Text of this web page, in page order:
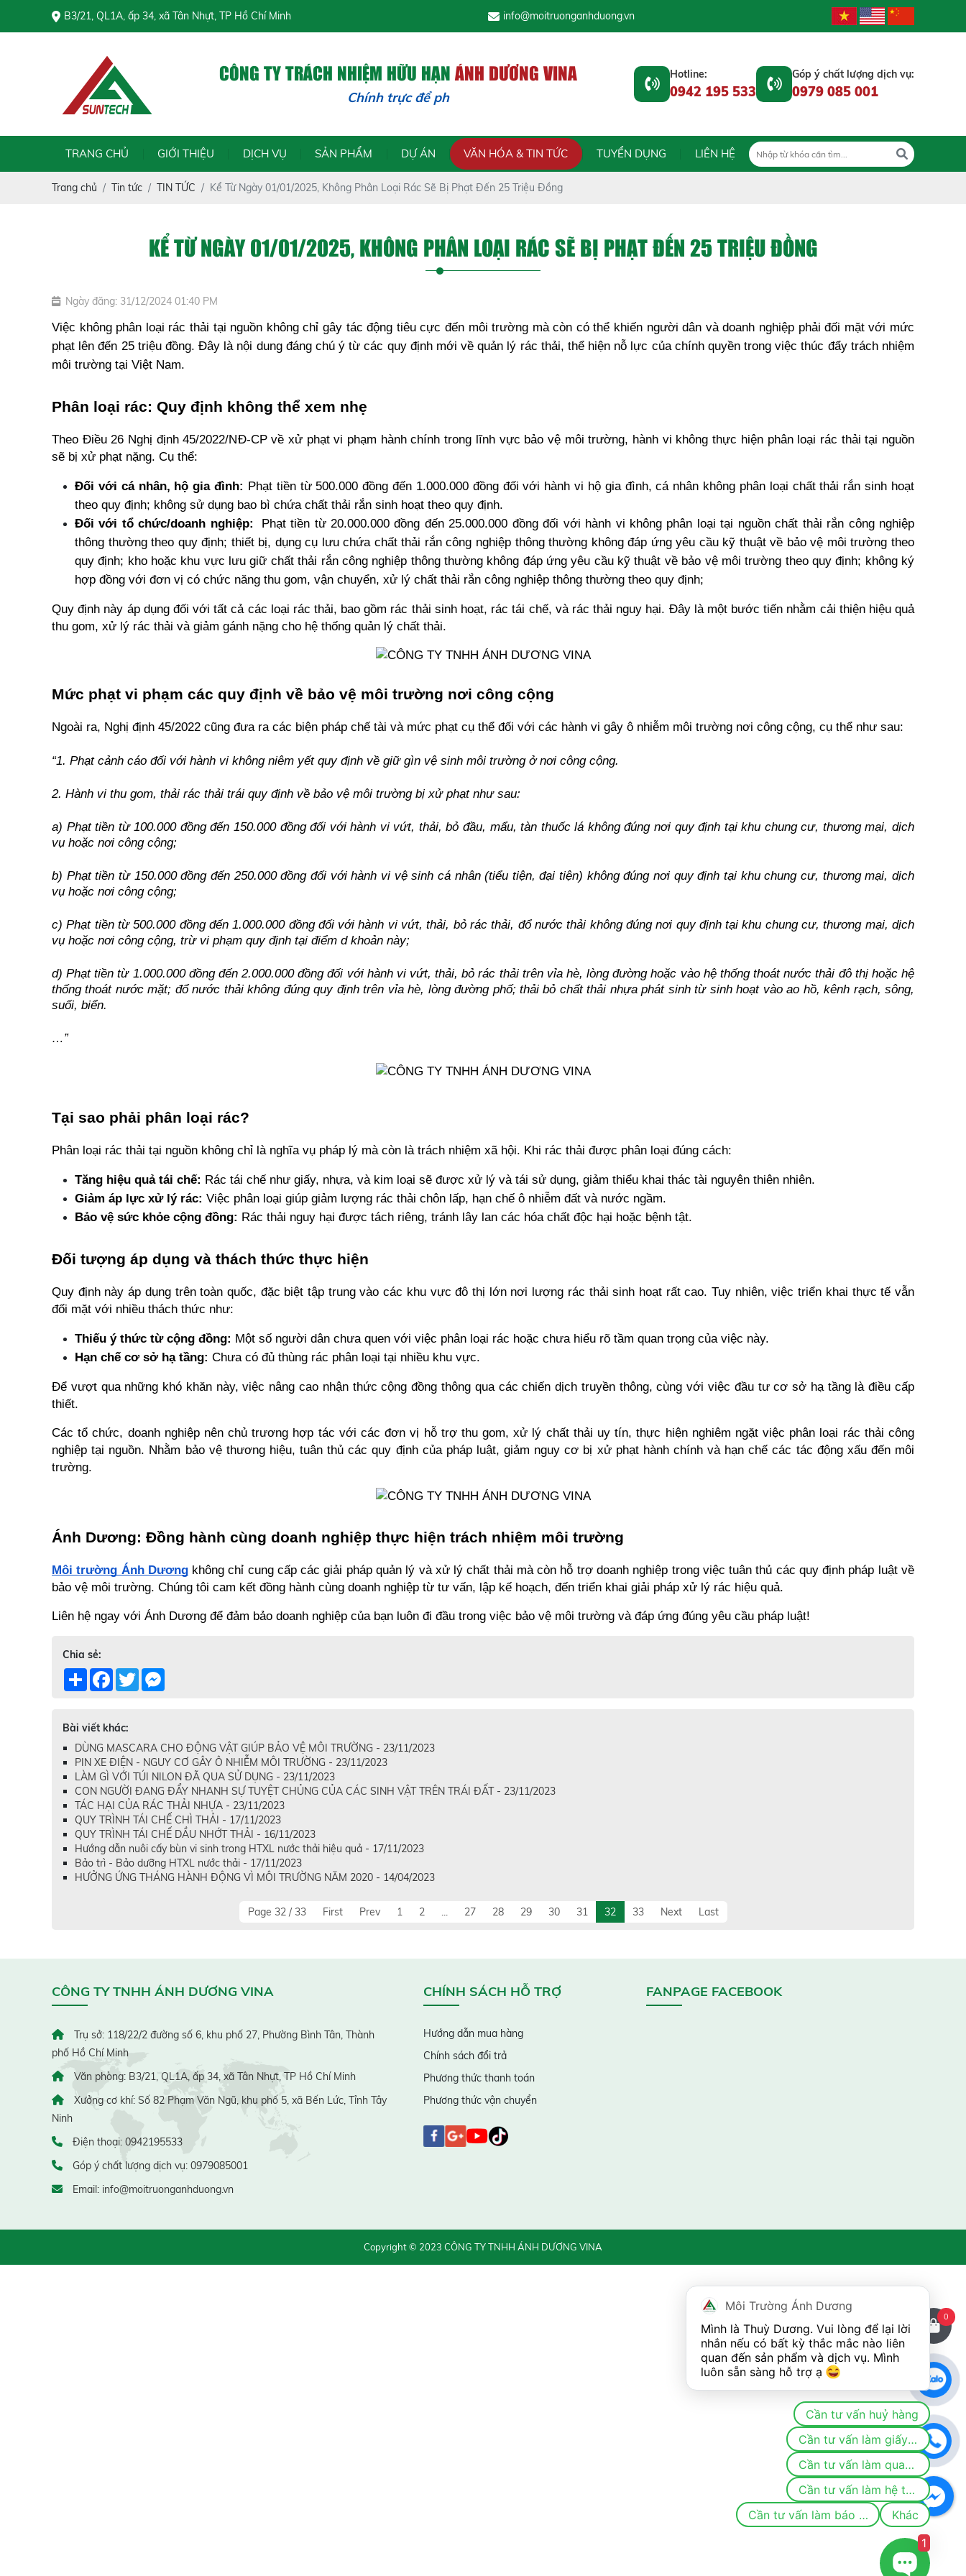
B3/21, QL1A, ấp 34, xã Tân Nhựt, TP Hồ Chí Minh info@moitruonganhduong.vn
CÔNG TY TRÁCH NHIỆM HỮU HẠNÁNH DƯƠNG VINA
Chính trực để phát triển -
Hotline:
0942 195 533
Góp ý chất lượng dịch vụ:
0979 085 001
TRANG CHỦ GIỚI THIỆU DỊCH VỤ SẢN PHẨM DỰ ÁN VĂN HÓA & TIN TỨC TUYỂN DỤNG LIÊN HỆ
Trang chủ Tin tức TIN TỨC Kể Từ Ngày 01/01/2025, Không Phân Loại Rác Sẽ Bị Phạt Đến 25 Triệu Đồng
KỂ TỪ NGÀY 01/01/2025, KHÔNG PHÂN LOẠI RÁC SẼ BỊ PHẠT ĐẾN 25 TRIỆU ĐỒNG
Ngày đăng: 31/12/2024 01:40 PM
Việc không phân loại rác thải tại nguồn không chỉ gây tác động tiêu cực đến môi trường mà còn có thể khiến người dân và doanh nghiệp phải đối mặt với mức
phạt lên đến 25 triệu đồng. Đây là nội dung đáng chú ý từ các quy định mới về quản lý rác thải, thể hiện nỗ lực của chính quyền trong việc thúc đẩy trách nhiệm
môi trường tại Việt Nam.
Phân loại rác: Quy định không thể xem nhẹ
Theo Điều 26 Nghị định 45/2022/NĐ-CP về xử phạt vi phạm hành chính trong lĩnh vực bảo vệ môi trường, hành vi không thực hiện phân loại rác thải tại nguồn
sẽ bị xử phạt nặng. Cụ thể:
Đối với cá nhân, hộ gia đình: Phạt tiền từ 500.000 đồng đến 1.000.000 đồng đối với hành vi hộ gia đình, cá nhân không phân loại chất thải rắn sinh hoạt
theo quy định; không sử dụng bao bì chứa chất thải rắn sinh hoạt theo quy định.
Đối với tổ chức/doanh nghiệp:
Phạt tiền từ 20.000.000 đồng đến 25.000.000 đồng đối với hành vi không phân loại tại nguồn chất thải rắn công nghiệp
thông thường theo quy định; thiết bị, dụng cụ lưu chứa chất thải rắn công nghiệp thông thường không đáp ứng yêu cầu kỹ thuật về bảo vệ môi trường theo
quy định; kho hoặc khu vực lưu giữ chất thải rắn công nghiệp thông thường không đáp ứng yêu cầu kỹ thuật về bảo vệ môi trường theo quy định; không ký
hợp đồng với đơn vị có chức năng thu gom, vận chuyển, xử lý chất thải rắn công nghiệp thông thường theo quy định;
Quy định này áp dụng đối với tất cả các loại rác thải, bao gồm rác thải sinh hoạt, rác tái chế, và rác thải nguy hại. Đây là một bước tiến nhằm cải thiện hiệu quả
thu gom, xử lý rác thải và giảm gánh nặng cho hệ thống quản lý chất thải.
Mức phạt vi phạm các quy định về bảo vệ môi trường nơi công cộng
Ngoài ra, Nghị định 45/2022 cũng đưa ra các biện pháp chế tài và mức phạt cụ thể đối với các hành vi gây ô nhiễm môi trường nơi công cộng, cụ thể như sau:
“1. Phạt cảnh cáo đối với hành vi không niêm yết quy định về giữ gìn vệ sinh môi trường ở nơi công cộng.
2. Hành vi thu gom, thải rác thải trái quy định về bảo vệ môi trường bị xử phạt như sau:
a) Phạt tiền từ 100.000 đồng đến 150.000 đồng đối với hành vi vứt, thải, bỏ đầu, mẩu, tàn thuốc lá không đúng nơi quy định tại khu chung cư, thương mại, dịch
vụ hoặc nơi công cộng;
b) Phạt tiền từ 150.000 đồng đến 250.000 đồng đối với hành vi vệ sinh cá nhân (tiểu tiện, đại tiện) không đúng nơi quy định tại khu chung cư, thương mại, dịch
vụ hoặc nơi công cộng;
c) Phạt tiền từ 500.000 đồng đến 1.000.000 đồng đối với hành vi vứt, thải, bỏ rác thải, đổ nước thải không đúng nơi quy định tại khu chung cư, thương mại, dịch
vụ hoặc nơi công cộng, trừ vi phạm quy định tại điểm d khoản này;
d) Phạt tiền từ 1.000.000 đồng đến 2.000.000 đồng đối với hành vi vứt, thải, bỏ rác thải trên vỉa hè, lòng đường hoặc vào hệ thống thoát nước thải đô thị hoặc hệ
thống thoát nước mặt; đổ nước thải không đúng quy định trên vỉa hè, lòng đường phố; thải bỏ chất thải nhựa phát sinh từ sinh hoạt vào ao hồ, kênh rạch, sông,
suối, biển.
…”
Tại sao phải phân loại rác?
Phân loại rác thải tại nguồn không chỉ là nghĩa vụ pháp lý mà còn là trách nhiệm xã hội. Khi rác thải được phân loại đúng cách:
Tăng hiệu quả tái chế: Rác tái chế như giấy, nhựa, và kim loại sẽ được xử lý và tái sử dụng, giảm thiểu khai thác tài nguyên thiên nhiên.
Giảm áp lực xử lý rác: Việc phân loại giúp giảm lượng rác thải chôn lấp, hạn chế ô nhiễm đất và nước ngầm.
Bảo vệ sức khỏe cộng đồng: Rác thải nguy hại được tách riêng, tránh lây lan các hóa chất độc hại hoặc bệnh tật.
Đối tượng áp dụng và thách thức thực hiện
Quy định này áp dụng trên toàn quốc, đặc biệt tập trung vào các khu vực đô thị lớn nơi lượng rác thải sinh hoạt rất cao. Tuy nhiên, việc triển khai thực tế vẫn
đối mặt với nhiều thách thức như:
Thiếu ý thức từ cộng đồng: Một số người dân chưa quen với việc phân loại rác hoặc chưa hiểu rõ tầm quan trọng của việc này.
Hạn chế cơ sở hạ tầng: Chưa có đủ thùng rác phân loại tại nhiều khu vực.
Để vượt qua những khó khăn này, việc nâng cao nhận thức cộng đồng thông qua các chiến dịch truyền thông, cùng với việc đầu tư cơ sở hạ tầng là điều cấp
thiết.
Các tổ chức, doanh nghiệp nên chủ trương hợp tác với các đơn vị hỗ trợ thu gom, xử lý chất thải uy tín, thực hiện nghiêm ngặt việc phân loại rác thải công
nghiệp tại nguồn. Nhằm bảo vệ thương hiệu, tuân thủ các quy định của pháp luật, giảm nguy cơ bị xử phạt hành chính và hạn chế các tác động xấu đến môi
trường.
Ánh Dương: Đồng hành cùng doanh nghiệp thực hiện trách nhiệm môi trường
Môi trường Ánh Dương không chỉ cung cấp các giải pháp quản lý và xử lý chất thải mà còn hỗ trợ doanh nghiệp trong việc tuân thủ các quy định pháp luật về
bảo vệ môi trường. Chúng tôi cam kết đồng hành cùng doanh nghiệp từ tư vấn, lập kế hoạch, đến triển khai giải pháp xử lý rác hiệu quả.
Liên hệ ngay với Ánh Dương để đảm bảo doanh nghiệp của bạn luôn đi đầu trong việc bảo vệ môi trường và đáp ứng đúng yêu cầu pháp luật!
Chia sẻ:
Share Facebook
Twitter
Bài viết khác:
DÙNG MASCARA CHO ĐỘNG VẬT GIÚP BẢO VỆ MÔI TRƯỜNG - 23/11/2023
PIN XE ĐIỆN - NGUY CƠ GÂY Ô NHIỄM MÔI TRƯỜNG - 23/11/2023
LÀM GÌ VỚI TÚI NILON ĐÃ QUA SỬ DỤNG - 23/11/2023
CON NGƯỜI ĐANG ĐẨY NHANH SỰ TUYỆT CHỦNG CỦA CÁC SINH VẬT TRÊN TRÁI ĐẤT - 23/11/2023
TÁC HẠI CỦA RÁC THẢI NHỰA - 23/11/2023
QUY TRÌNH TÁI CHẾ CHÌ THẢI - 17/11/2023
QUY TRÌNH TÁI CHẾ DẦU NHỚT THẢI - 16/11/2023
Hướng dẫn nuôi cấy bùn vi sinh trong HTXL nước thải hiệu quả - 17/11/2023
Bảo trì - Bảo dưỡng HTXL nước thải - 17/11/2023
HƯỞNG ỨNG THÁNG HÀNH ĐỘNG VÌ MÔI TRƯỜNG NĂM 2020 - 14/04/2023
Page 32 / 33 First Prev 1 2 ... 27 28 29 30 31 32 33 Next Last
CÔNG TY TNHH ÁNH DƯƠNG VINA
Trụ sở: 118/22/2 đường số 6, khu phố 27, Phường Bình Tân, Thành
phố Hồ Chí Minh
Văn phòng: B3/21, QL1A, ấp 34, xã Tân Nhựt, TP Hồ Chí Minh
Xưởng cơ khí: Số 82 Phạm Văn Ngũ, khu phố 5, xã Bến Lức, Tỉnh Tây
Ninh
Điện thoại: 0942195533
Góp ý chất lượng dịch vụ: 0979085001
Email: info@moitruonganhduong.vn
CHÍNH SÁCH HỖ TRỢ
Hướng dẫn mua hàng
Chính sách đổi trả
Phương thức thanh toán
Phương thức vận chuyển
FANPAGE FACEBOOK
Copyright © 2023 CÔNG TY TNHH ÁNH DƯƠNG VINA
0
Môi Trường Ánh Dương
Mình là Thuỳ Dương. Vui lòng để lại lời
nhắn nếu có bất kỳ thắc mắc nào liên
quan đến sản phẩm và dịch vụ. Mình
luôn sẵn sàng hỗ trợ ạ
Cần tư vấn huỷ hàng
Cần tư vấn làm giấy phép/đăng ký môi trường
Cần tư vấn làm quan trắc
Cần tư vấn làm hệ thống khí thải/nước thải
Cần tư vấn làm báo cáo
Khác
1